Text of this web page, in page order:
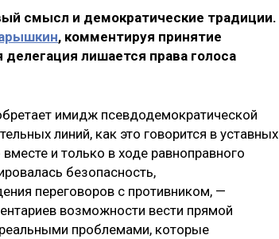
смысл и демократические традиции.
, комментируя принятие
лишается права голоса
имидж псевдодемократической
линий, как это говорится в уставных
и только в ходе равноправного
безопасность,
переговоров с противником, —
возможности вести прямой
проблемами, которые